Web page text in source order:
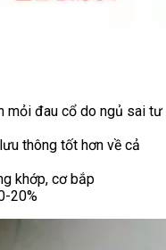
mỏi đau cổ do ngủ sai tư
thông tốt hơn về cả
khớp, cơ bắp
20%